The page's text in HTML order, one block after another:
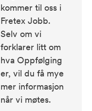
kommer til oss i
Fretex Jobb.
Selv om vi
forklarer litt om
hva Oppfølging
er, vil du få mye
mer informasjon
når vi møtes.